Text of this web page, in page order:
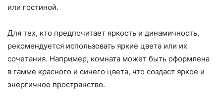
или гостиной.
Для тех, кто предпочитает яркость и динамичность,
рекомендуется использовать яркие цвета или их
сочетания. Например, комната может быть оформлена
в гамме красного и синего цвета, что создаст яркое и
энергичное пространство.